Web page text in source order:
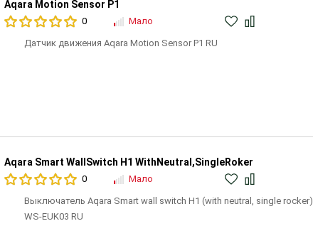
Aqara Motion Sensor P1
0 Мало
Датчик движения Aqara Motion Sensor P1 RU
Aqara Smart WallSwitch H1 WithNeutral,SingleRoker
0 Мало
Выключатель Aqara Smart wall switch H1 (with neutral, single rocker)
WS-EUK03 RU